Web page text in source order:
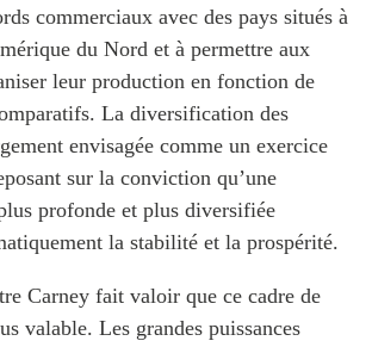
commerciaux avec des pays situés à
du Nord et à permettre aux
leur production en fonction de
La diversification des
envisagée comme un exercice
sur la conviction qu’une
profonde et plus diversifiée
la stabilité et la prospérité.
Carney fait valoir que ce cadre de
valable. Les grandes puissances